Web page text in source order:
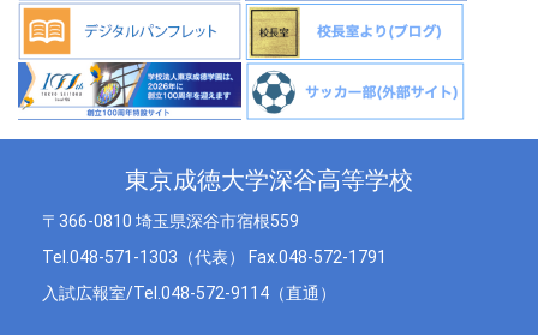
東京成徳大学深谷高等学校
〒366-0810 埼玉県深谷市宿根559
Tel.048-571-1303（代表） Fax.048-572-1791
入試広報室/Tel.048-572-9114（直通）